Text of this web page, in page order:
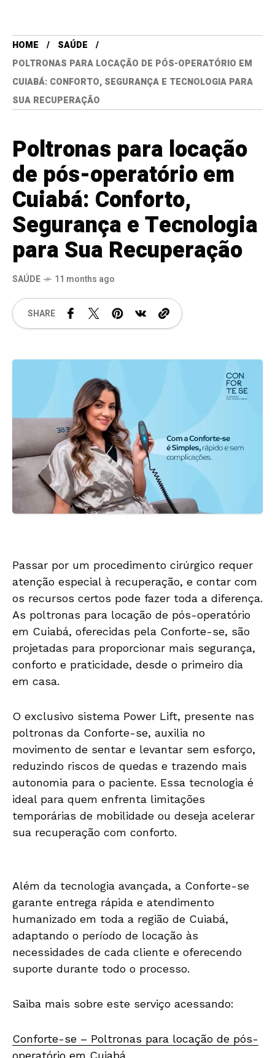
HOME
SAÚDE
POLTRONAS PARA LOCAÇÃO DE PÓS-OPERATÓRIO EM
CUIABÁ: CONFORTO, SEGURANÇA E TECNOLOGIA PARA
SUA RECUPERAÇÃO
Poltronas para locação
de pós-operatório em
Cuiabá: Conforto,
Segurança e Tecnologia
para Sua Recuperação
SAÚDE 11 months ago
SHARE
Passar por um procedimento cirúrgico requer
atenção especial à recuperação, e contar com
os recursos certos pode fazer toda a diferença.
As poltronas para locação de pós-operatório
em Cuiabá, oferecidas pela Conforte-se, são
projetadas para proporcionar mais segurança,
conforto e praticidade, desde o primeiro dia
em casa.
O exclusivo sistema Power Lift, presente nas
poltronas da Conforte-se, auxilia no
movimento de sentar e levantar sem esforço,
reduzindo riscos de quedas e trazendo mais
autonomia para o paciente. Essa tecnologia é
ideal para quem enfrenta limitações
temporárias de mobilidade ou deseja acelerar
sua recuperação com conforto.
Além da tecnologia avançada, a Conforte-se
garante entrega rápida e atendimento
humanizado em toda a região de Cuiabá,
adaptando o período de locação às
necessidades de cada cliente e oferecendo
suporte durante todo o processo.
Saiba mais sobre este serviço acessando:
Conforte-se – Poltronas para locação de pós-
operatório em Cuiabá